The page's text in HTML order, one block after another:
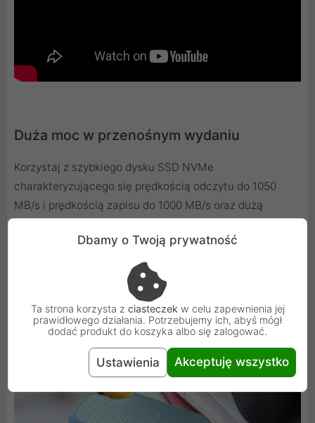
Duża moc w przenośnym wydaniu
Korzystaj z szybkiego dysku SSD NVMe
charakteryzującego się prędkością odczytu do 1050
MB/s i prędkością zapisu do 1000 MB/s oraz dużą
tworzenia treści i rejestrowania materiałów. Poręczny
uchwyt umożliwia przypięcie dysku karabińczykiem do
szlufki paska lub do plecaka, co zwiększa poziom
bezpieczeństwa podczas podróży.
Dbamy o Twoją prywatność
Ta strona korzysta z ciasteczek w celu zapewnienia jej
prawidłowego działania. Potrzebujemy ich, abyś mógł
dodać produkt do koszyka albo się zalogować.
Ustawienia Akceptuję wszystko